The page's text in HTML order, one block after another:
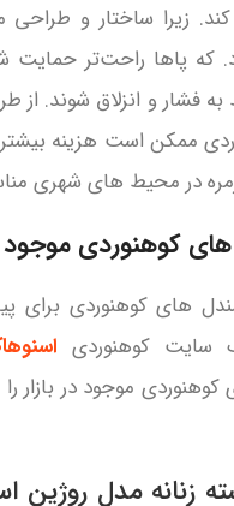
زیرا ساختار و طراحی
که پاها راحت‌تر حمایت
فشار و انزلاق شوند. از
ممکن است هزینه
در محیط‌ های شهری
کوهنوردی موجود
های کوهنوردی برای
سایت کوهنوردی
موجود در بازار
زنانه مدل روژین